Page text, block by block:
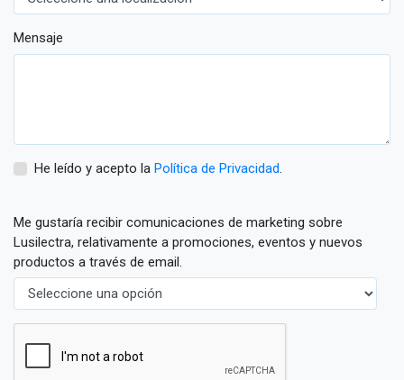
Mensaje
He leído y acepto la Política de Privacidad.
Me gustaría recibir comunicaciones de marketing sobre
Lusilectra, relativamente a promociones, eventos y nuevos
productos a través de email.